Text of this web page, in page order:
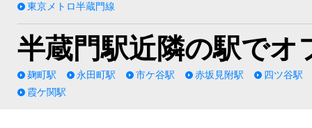
東京メトロ半蔵門線
半蔵門駅近隣の駅でオ
麹町駅 永田町駅 市ケ谷駅 赤坂見附駅
四ツ谷駅
霞ケ関駅